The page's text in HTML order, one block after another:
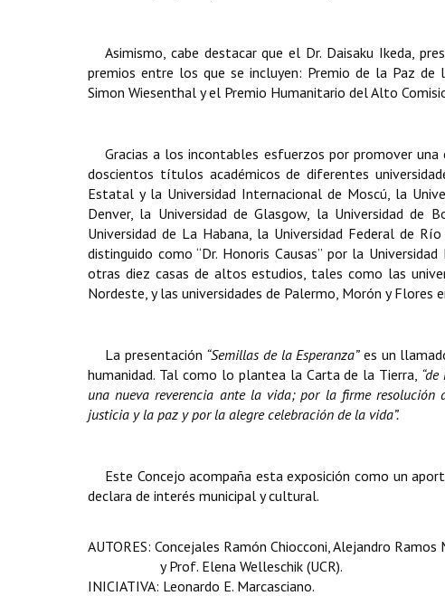
Asimismo, cabe destacar que el Dr. Daisaku Ikeda,
premios entre los que se incluyen: Premio de la Paz de
Simon Wiesenthal y el Premio Humanitario del Alto
Gracias a los incontables esfuerzos por promover
doscientos títulos académicos de diferentes
Estatal y la Universidad Internacional de Moscú, la
Denver, la Universidad de Glasgow, la Universidad de
Universidad de La Habana, la Universidad Federal de
distinguido como “Dr. Honoris Causas” por la
otras diez casas de altos estudios, tales como las
Nordeste, y las universidades de Palermo, Morón y Flores
La presentación “Semillas de la Esperanza”es un
humanidad. Tal como lo plantea la Carta de la Tierra,
una nueva reverencia ante la vida; por la firme
justicia y la paz y por la alegre celebración de la vida”.
Este Concejo acompaña esta exposición como un
declara de interés municipal y cultural.
AUTORES: Concejales Ramón Chiocconi, Alejandro
y Prof. Elena Welleschik (UCR).
INICIATIVA: Leonardo E. Marcasciano.